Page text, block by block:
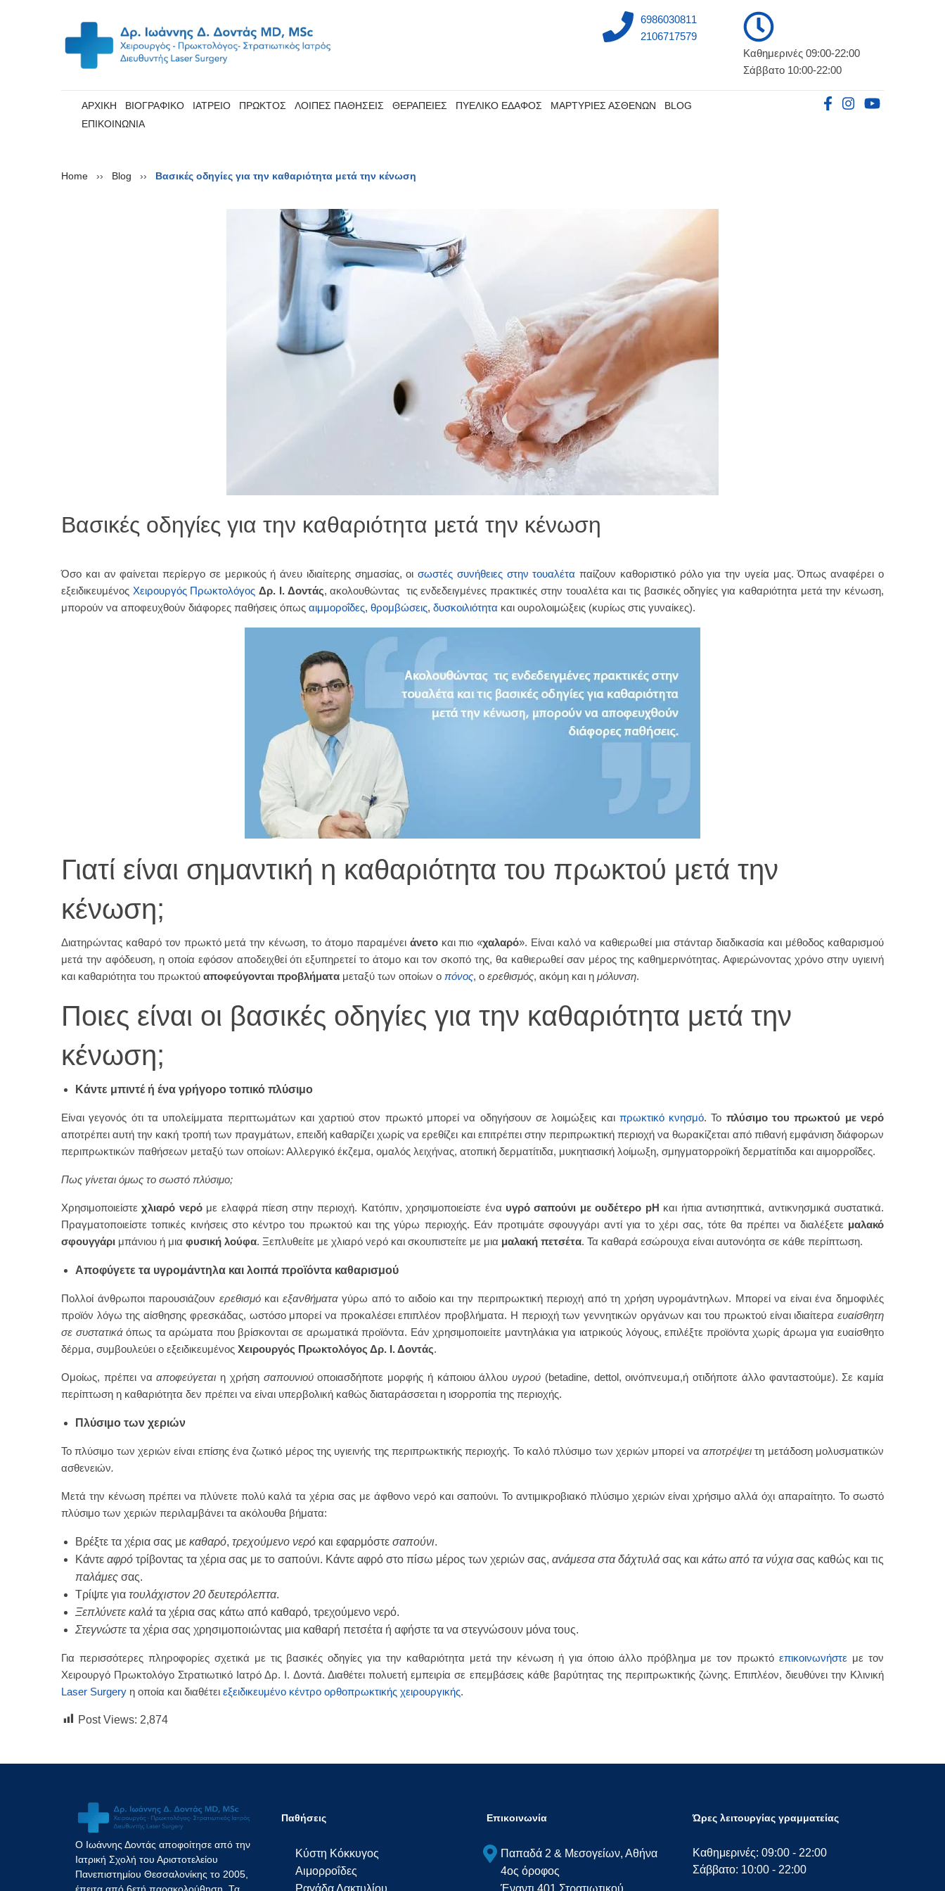
Καθημερινές 09:00-22:00
Σάββατο 10:00-22:00
6986030811
2106717579
ΑΡΧΙΚΗ ΒΙΟΓΡΑΦΙΚΟ ΙΑΤΡΕΙΟ ΠΡΩΚΤΟΣ ΛΟΙΠΕΣ ΠΑΘΗΣΕΙΣ ΘΕΡΑΠΕΙΕΣ ΠΥΕΛΙΚΟ ΕΔΑΦΟΣ ΜΑΡΤΥΡΙΕΣ ΑΣΘΕΝΩΝ
BLOG
ΕΠΙΚΟΙΝΩΝΙΑ
Home ›› Blog ›› Βασικές οδηγίες για την καθαριότητα μετά την κένωση
Βασικές οδηγίες για την καθαριότητα μετά την κένωση
Όσο και αν φαίνεται περίεργο σε μερικούς ή άνευ ιδιαίτερης σημασίας, οισωστές συνήθειες στην τουαλέτα παίζουν καθοριστικό ρόλο για την υγεία μας. Όπως αναφέρει ο
εξειδικευμένος Χειρουργός Πρωκτολόγος Δρ. Ι. Δοντάς, ακολουθώντας τις ενδεδειγμένες πρακτικές στην τουαλέτα και τις βασικές οδηγίες για καθαριότητα μετά την κένωση,
μπορούν να αποφευχθούν διάφορες παθήσεις όπως αιμμοροΐδες, θρομβώσεις, δυσκοιλιότητα και ουρολοιμώξεις (κυρίως στις γυναίκες).
Γιατί είναι σημαντική η καθαριότητα του πρωκτού μετά την
κένωση;
Διατηρώντας καθαρό τον πρωκτό μετά την κένωση, το άτομο παραμένει άνετοκαι πιο «χαλαρό». Είναι καλό να καθιερωθεί μια στάνταρ διαδικασία και μέθοδος καθαρισμού
μετά την αφόδευση, η οποία εφόσον αποδειχθεί ότι εξυπηρετεί το άτομο και τον σκοπό της, θα καθιερωθεί σαν μέρος της καθημερινότητας. Αφιερώνοντας χρόνο στην υγιεινή
και καθαριότητα του πρωκτού αποφεύγονται προβλήματα μεταξύ των οποίων ο πόνος, ο ερεθισμός, ακόμη και η μόλυνση.
Ποιες είναι οι βασικές οδηγίες για την καθαριότητα μετά την
κένωση;
Κάντε μπιντέ ή ένα γρήγορο τοπικό πλύσιμο
Είναι γεγονός ότι τα υπολείμματα περιττωμάτων και χαρτιού στον πρωκτό μπορεί να οδηγήσουν σε λοιμώξεις και πρωκτικό κνησμό. Το πλύσιμο του πρωκτού με νερό
αποτρέπει αυτή την κακή τροπή των πραγμάτων, επειδή καθαρίζει χωρίς να ερεθίζει και επιτρέπει στην περιπρωκτική περιοχή να θωρακίζεται από πιθανή εμφάνιση διάφορων
περιπρωκτικών παθήσεων μεταξύ των οποίων: Αλλεργικό έκζεμα, ομαλός λειχήνας, ατοπική δερματίτιδα, μυκητιασική λοίμωξη, σμηγματορροϊκή δερματίτιδα και αιμορροΐδες.
Πως γίνεται όμως το σωστό πλύσιμο;
Χρησιμοποιείστεχλιαρό νερόμε ελαφρά πίεση στην περιοχή. Κατόπιν, χρησιμοποιείστε ένα υγρό σαπούνι με ουδέτερο pH και ήπια αντισηπτικά, αντικνησμικά συστατικά.
Πραγματοποιείστε τοπικές κινήσεις στο κέντρο του πρωκτού και της γύρω περιοχής. Εάν προτιμάτε σφουγγάρι αντί για το χέρι σας, τότε θα πρέπει να διαλέξετε μαλακό
σφουγγάρι μπάνιου ή μια φυσική λούφα. Ξεπλυθείτε με χλιαρό νερό και σκουπιστείτε με μια μαλακή πετσέτα. Τα καθαρά εσώρουχα είναι αυτονόητα σε κάθε περίπτωση.
Αποφύγετε τα υγρομάντηλα και λοιπά προϊόντα καθαρισμού
Πολλοί άνθρωποι παρουσιάζουν ερεθισμόκαι εξανθήματαγύρω από το αιδοίο και την περιπρωκτική περιοχή από τη χρήση υγρομάντηλων. Μπορεί να είναι ένα δημοφιλές
προϊόν λόγω της αίσθησης φρεσκάδας, ωστόσο μπορεί να προκαλέσει επιπλέον προβλήματα. Η περιοχή των γεννητικών οργάνων και του πρωκτού είναι ιδιαίτερα ευαίσθητη
σε συστατικάόπως τα αρώματα που βρίσκονται σε αρωματικά προϊόντα. Εάν χρησιμοποιείτε μαντηλάκια για ιατρικούς λόγους, επιλέξτε προϊόντα χωρίς άρωμα για ευαίσθητο
δέρμα, συμβουλεύει ο εξειδικευμένος Χειρουργός Πρωκτολόγος Δρ. Ι. Δοντάς.
Ομοίως, πρέπει νααποφεύγεται η χρήση σαπουνιούοποιασδήποτε μορφής ή κάποιου άλλου υγρού (betadine, dettol, οινόπνευμα,ή οτιδήποτε άλλο φανταστούμε). Σε καμία
περίπτωση η καθαριότητα δεν πρέπει να είναι υπερβολική καθώς διαταράσσεται η ισορροπία της περιοχής.
Πλύσιμο των χεριών
Το πλύσιμο των χεριών είναι επίσης ένα ζωτικό μέρος της υγιεινής της περιπρωκτικής περιοχής. Το καλό πλύσιμο των χεριών μπορεί να αποτρέψει τη μετάδοση μολυσματικών
ασθενειών.
Μετά την κένωση πρέπει να πλύνετε πολύ καλά τα χέρια σας με άφθονο νερό και σαπούνι. Το αντιμικροβιακό πλύσιμο χεριών είναι χρήσιμο αλλά όχι απαραίτητο. Το σωστό
πλύσιμο των χεριών περιλαμβάνει τα ακόλουθα βήματα:
Βρέξτε τα χέρια σας με καθαρό, τρεχούμενο νερό και εφαρμόστε σαπούνι.
Κάντε αφρό τρίβοντας τα χέρια σας με το σαπούνι. Κάντε αφρό στο πίσω μέρος των χεριών σας, ανάμεσα στα δάχτυλάσας και κάτω από τα νύχιασας καθώς και τις
παλάμες σας.
Τρίψτε για τουλάχιστον 20 δευτερόλεπτα.
Ξεπλύνετε καλάτα χέρια σας κάτω από καθαρό, τρεχούμενο νερό.
Στεγνώστε τα χέρια σας χρησιμοποιώντας μια καθαρή πετσέτα ή αφήστε τα να στεγνώσουν μόνα τους.
Για περισσότερες πληροφορίες σχετικά με τις βασικές οδηγίες για την καθαριότητα μετά την κένωση ή για όποιο άλλο πρόβλημα με τον πρωκτόεπικοινωνήστε με τον
Χειρουργό Πρωκτολόγο Στρατιωτικό Ιατρό Δρ. I. Δοντά. Διαθέτει πολυετή εμπειρία σε επεμβάσεις κάθε βαρύτητας της περιπρωκτικής ζώνης. Επιπλέον, διευθύνει την Κλινική
Laser Surgery η οποία και διαθέτει εξειδικευμένο κέντρο ορθοπρωκτικής χειρουργικής.
Post Views: 2,874
Ο Ιωάννης Δοντάς αποφοίτησε από την
Ιατρική Σχολή του Αριστοτελείου
Πανεπιστημίου Θεσσαλονίκης το 2005,
Παθήσεις
Κύστη Κόκκυγος
Αιμορροΐδες
Ραγάδα Δακτυλίου
Επικοινωνία
Παπαδά 2 & Μεσογείων, Αθήνα
4ος όροφος
Έναντι 401 Στρατιωτικού
Ώρες λειτουργίας γραμματείας
Καθημερινές: 09:00 - 22:00
Σάββατο: 10:00 - 22:00